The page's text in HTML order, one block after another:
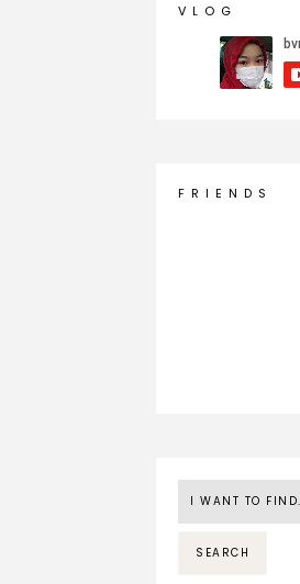
V L O G
F R I E N D S